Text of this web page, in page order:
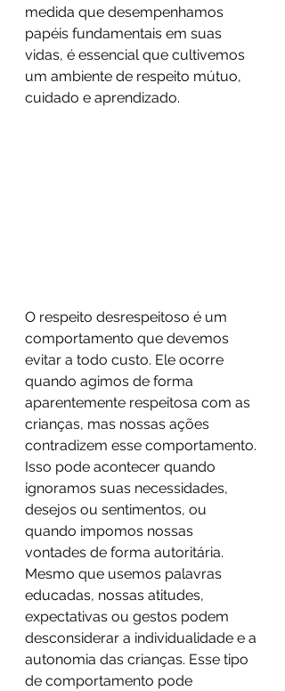
medida que desempenhamos
papéis fundamentais em suas
vidas, é essencial que cultivemos
um ambiente de respeito mútuo,
cuidado e aprendizado.
O respeito desrespeitoso é um
comportamento que devemos
evitar a todo custo. Ele ocorre
quando agimos de forma
aparentemente respeitosa com as
crianças, mas nossas ações
contradizem esse comportamento.
Isso pode acontecer quando
ignoramos suas necessidades,
desejos ou sentimentos, ou
quando impomos nossas
vontades de forma autoritária.
Mesmo que usemos palavras
educadas, nossas atitudes,
expectativas ou gestos podem
desconsiderar a individualidade e a
autonomia das crianças. Esse tipo
de comportamento pode